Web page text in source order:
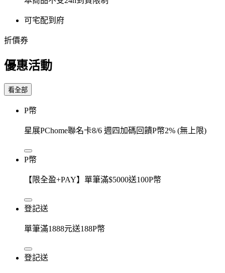
可宅配到府
折價券
優惠活動
看全部
P幣
星展PChome聯名卡8/6 週四加碼回饋P幣2% (無上限)
P幣
【限全盈+PAY】單筆滿$5000送100P幣
登記送
單筆滿1888元送188P幣
登記送